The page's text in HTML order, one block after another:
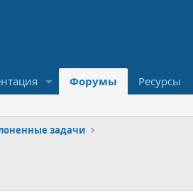
Форумы Ресурсы
задачи